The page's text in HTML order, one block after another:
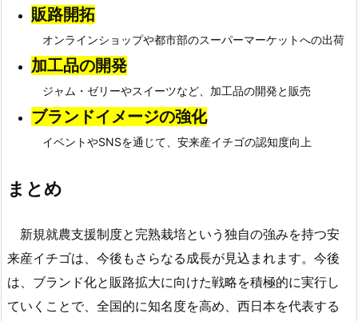
販路開拓
オンラインショップや都市部のスーパーマーケットへの出荷
加工品の開発
ジャム・ゼリーやスイーツなど、加工品の開発と販売
ブランドイメージの強化
イベントやSNSを通じて、安来産イチゴの認知度向上
まとめ
新規就農支援制度と完熟栽培という独自の強みを持つ安
来産イチゴは、今後もさらなる成長が見込まれます。今後
は、ブランド化と販路拡大に向けた戦略を積極的に実行し
ていくことで、全国的に知名度を高め、西日本を代表する